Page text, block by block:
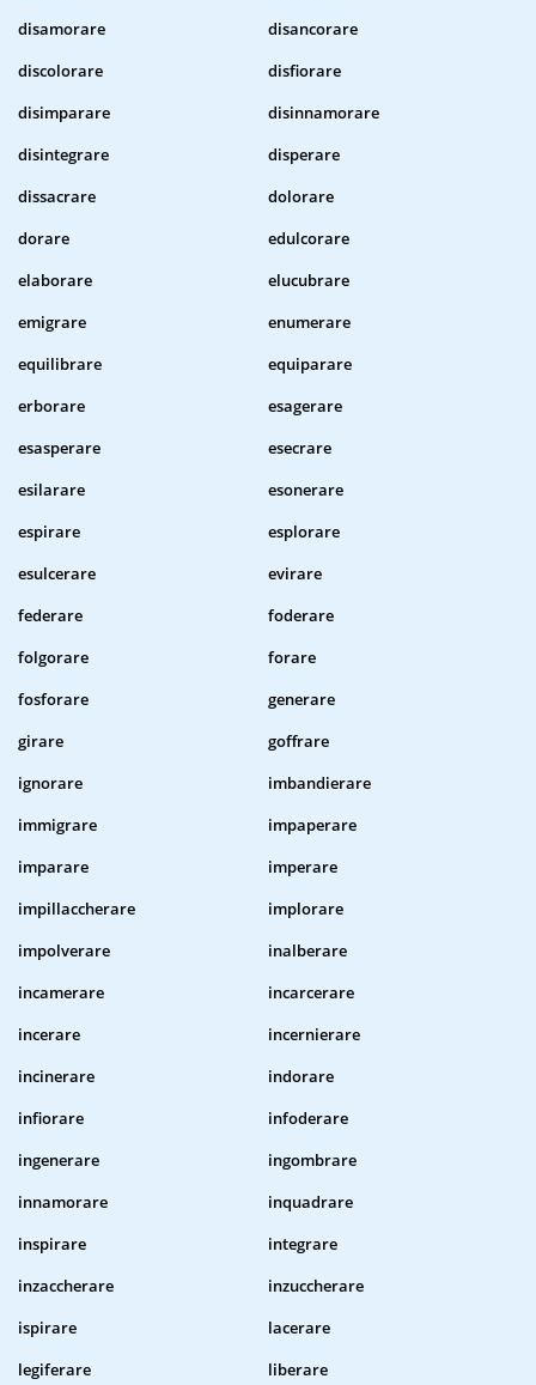
disamorare
disancorare
discolorare
disfiorare
disimparare
disinnamorare
disintegrare
disperare
dissacrare
dolorare
dorare
edulcorare
elaborare
elucubrare
emigrare
enumerare
equilibrare
equiparare
erborare
esagerare
esasperare
esecrare
esilarare
esonerare
espirare
esplorare
esulcerare
evirare
federare
foderare
folgorare
forare
fosforare
generare
girare
goffrare
ignorare
imbandierare
immigrare
impaperare
imparare
imperare
impillaccherare
implorare
impolverare
inalberare
incamerare
incarcerare
incerare
incernierare
incinerare
indorare
infiorare
infoderare
ingenerare
ingombrare
innamorare
inquadrare
inspirare
integrare
inzaccherare
inzuccherare
ispirare
lacerare
legiferare
liberare